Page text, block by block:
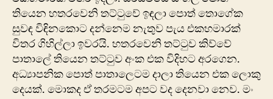
තියෙන හතරවෙනි තට්ටුවේ ඉඳලා පොත් තොගේක
සුවඳ විඳිනකොට දන්නෙම නැතුව පැය එකහමාරක්
විතර ගිහිල්ලා ඉවරයි. හතරවෙනි තට්ටුව කිව්වේ
පාතාලේ තියෙන තට්ටුව අංක එක විදිහට අරගෙන.
අධ්‍යාපනික පොත් පාතාලෙටම දාලා තියෙන එක ලොකු
දෙයක්. මොකද ඒ තරමටම අපට වද දෙනවා නෙව. මං